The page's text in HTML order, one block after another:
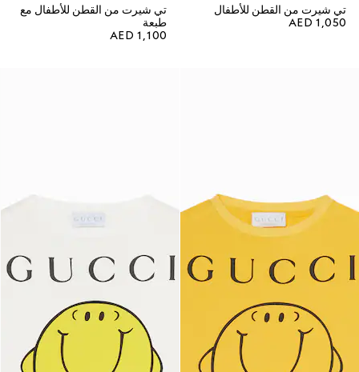
تي شيرت من القطن للأطفال
AED 1,050
تي شيرت من القطن للأطفال مع
طبعة
AED 1,100